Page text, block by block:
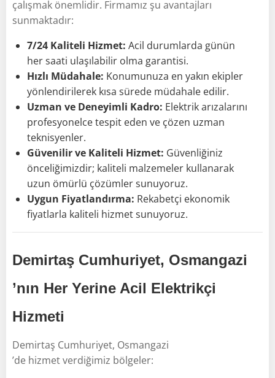
çalışmak önemlidir. Firmamız şu avantajları
sunmaktadır:
7/24 Kaliteli Hizmet: Acil durumlarda günün
her saati ulaşılabilir olma garantisi.
Hızlı Müdahale: Konumunuza en yakın ekipler
yönlendirilerek kısa sürede müdahale edilir.
Uzman ve Deneyimli Kadro: Elektrik arızalarını
profesyonelce tespit eden ve çözen uzman
teknisyenler.
Güvenilir ve Kaliteli Hizmet: Güvenliğiniz
önceliğimizdir; kaliteli malzemeler kullanarak
uzun ömürlü çözümler sunuyoruz.
Uygun Fiyatlandırma: Rekabetçi ekonomik
fiyatlarla kaliteli hizmet sunuyoruz.
Demirtaş Cumhuriyet, Osmangazi
’nın Her Yerine Acil Elektrikçi
Hizmeti
Demirtaş Cumhuriyet, Osmangazi
’de hizmet verdiğimiz bölgeler: